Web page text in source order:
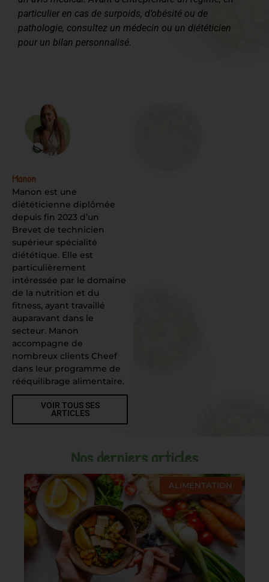
particulier en cas de surpoids, d’obésité ou de
pathologie, consultez un médecin ou un diététicien
pour un bilan personnalisé.
Manon
Manon est une
diététicienne diplômée
depuis fin 2023 d’un
Brevet de technicien
supérieur spécialité
diététique. Elle est
particulièrement
intéressée par le domaine
de la nutrition et du
fitness, ayant travaillé
auparavant dans le
secteur. Manon
accompagne de
nombreux clients Cheef
dans leur programme de
rééquilibrage alimentaire.
VOIR TOUS SES
ARTICLES
Nos derniers articles
ALIMENTATION